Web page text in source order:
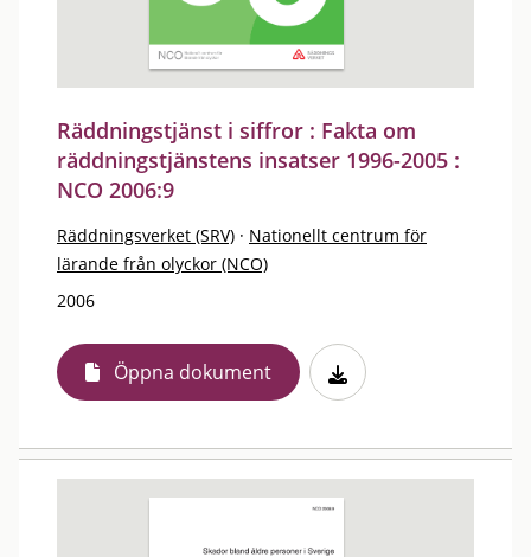
Räddningstjänst i siffror : Fakta om
räddningstjänstens insatser 1996-2005 :
NCO 2006:9
Räddningsverket (SRV) · Nationellt centrum för
lärande från olyckor (NCO)
2006
Öppna dokument